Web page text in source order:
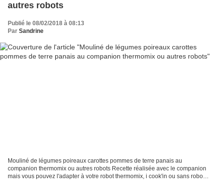
autres robots
Publié le 08/02/2018 à 08:13
Par Sandrine
Mouliné de légumes poireaux carottes pommes de terre panais au
companion thermomix ou autres robots Recette réalisée avec le companion
mais vous pouvez l'adapter à votre robot thermomix, i cook'in ou sans robot.